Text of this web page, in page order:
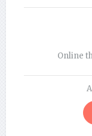
Online